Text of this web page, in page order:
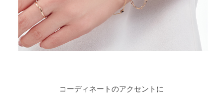
コーディネートのアクセントに